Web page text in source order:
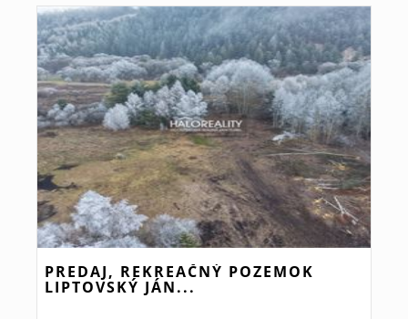
PREDAJ, REKREAČNÝ POZEMOK
LIPTOVSKÝ JÁN...